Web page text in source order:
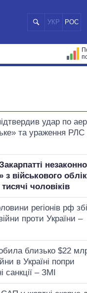
УКР РОС
удар по
та ураження РЛС
незаконно
з військового
чоловіків
регіонів рф
проти України –
близько $22
в Україні попри
санкції – ЗМІ